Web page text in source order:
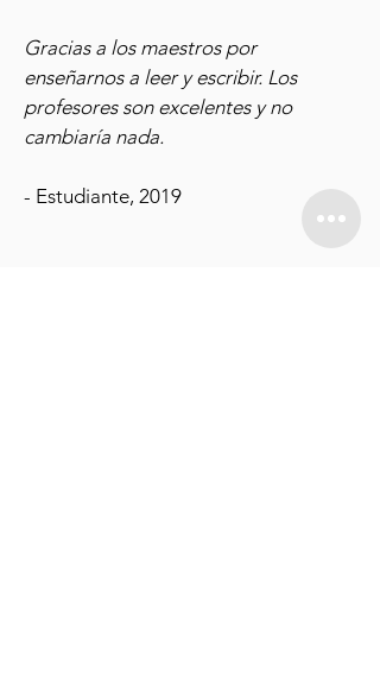
Gracias a los maestros por
enseñarnos a leer y escribir. Los
profesores son excelentes y no
cambiaría nada.
- Estudiante, 2019